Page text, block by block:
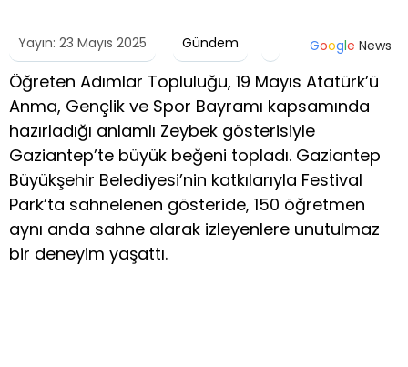
Yayın: 23 Mayıs 2025 Gündem Google News
Öğreten Adımlar Topluluğu, 19 Mayıs Atatürk’ü
Anma, Gençlik ve Spor Bayramı kapsamında
hazırladığı anlamlı Zeybek gösterisiyle
Gaziantep’te büyük beğeni topladı. Gaziantep
Büyükşehir Belediyesi’nin katkılarıyla Festival
Park’ta sahnelenen gösteride, 150 öğretmen
aynı anda sahne alarak izleyenlere unutulmaz
bir deneyim yaşattı.